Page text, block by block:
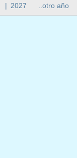
| 2027 ..otro año